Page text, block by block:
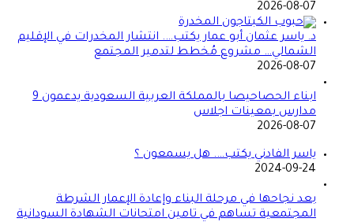
2026-08-07
د. ياسر عثمان أبو عمار يكتب…. انتشار المخدرات في الإقليم
الشمالي… مشروع مُخطط لتدمير المجتمع
2026-08-07
ابناء الحصاحيصا بالمملكة العربية السعودية يدعمون 9
مدارس بمعينات اجلاس
2026-08-07
ياسر الفادني يكتب…. هل يسمعون ؟
2024-09-24
بعد نجاحها في مرحلة البناء وإعادة الإعمار الشرطة
المجتمعية تساهم في تامين امتحانات الشهادة السودانية